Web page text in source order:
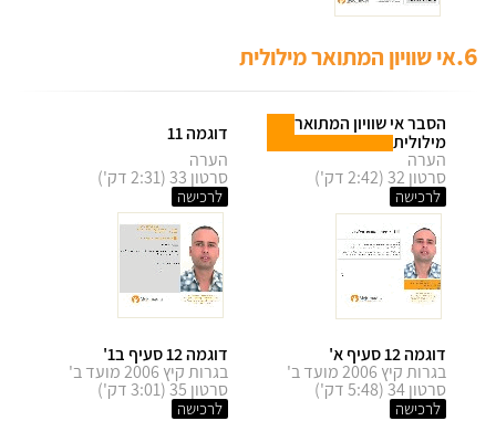
6. אי שוויון המתואר מילולית
הסבר אי שוויון המתואר
מילולית
הערה
סרטון 32 (2:42 דק')
לרכישה
דוגמה 11
הערה
סרטון 33 (2:31 דק')
לרכישה
דוגמה 12 סעיף א'
בגרות קיץ 2006 מועד ב'
סרטון 34 (5:48 דק')
לרכישה
דוגמה 12 סעיף ב1'
בגרות קיץ 2006 מועד ב'
סרטון 35 (3:01 דק')
לרכישה